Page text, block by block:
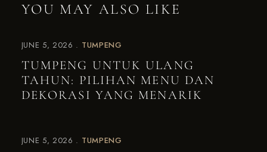
YOU MAY ALSO LIKE
JUNE 5, 2026 TUMPENG
TUMPENG UNTUK ULANG
TAHUN: PILIHAN MENU DAN
DEKORASI YANG MENARIK
JUNE 5, 2026 TUMPENG